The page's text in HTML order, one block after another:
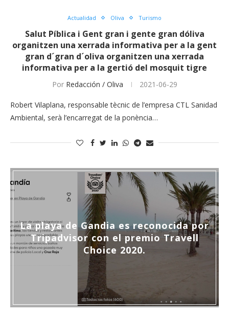
Actualidad Oliva Turismo
Salut Píblica i Gent gran i gente gran dóliva
organitzen una xerrada informativa per a la gent
gran d´gran d´oliva organitzen una xerrada
informativa per a la gertió del mosquit tigre
Por Redacción / Oliva 2021-06-29
Robert Vilaplana, responsable tècnic de l’empresa CTL Sanidad
Ambiental, serà l’encarregat de la ponència…
La playa de Gandia es reconocida por
Tripadvisor con el premio Travell
Choice 2020.